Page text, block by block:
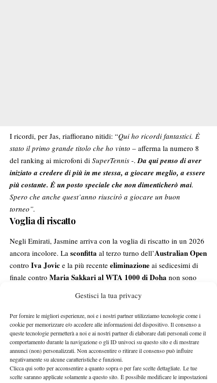
Gestisci la tua privacy
Per fornire le migliori esperienze, noi e i nostri partner utilizziamo tecnologie come i
cookie per memorizzare e/o accedere alle informazioni del dispositivo. Il consenso a
queste tecnologie permetterà a noi e ai nostri partner di elaborare dati personali come il
comportamento durante la navigazione o gli ID univoci su questo sito e di mostrare
annunci (non) personalizzati. Non acconsentire o ritirare il consenso può influire
negativamente su alcune caratteristiche e funzioni.
Clicca qui sotto per acconsentire a quanto sopra o per fare scelte dettagliate. Le tue
scelte saranno applicate solamente a questo sito. È possibile modificare le impostazioni
I ricordi, per Jas, riaffiorano nitidi: “Qui ho ricordi fantastici. È
stato il primo grande titolo che ho vinto – afferma la numero 8
del ranking ai microfoni di SuperTennis -. Da qui penso di aver
iniziato a credere di più in me stessa, a giocare meglio, a essere
più costante. È un posto speciale che non dimenticherò mai.
Spero che anche quest’anno riuscirò a giocare un buon
torneo”.
Voglia di riscatto
Negli Emirati, Jasmine arriva con la voglia di riscatto in un 2026
ancora incolore. La sconfitta al terzo turno dell’Australian Open
contro Iva Jovic e la più recente eliminazione ai sedicesimi di
finale contro Maria Sakkarial WTA 1000 di Doha non sono
riscattarsi e ripartire come solo lei sa fare: “
arrivata ieri e ho sentito che le condizioni sono piuttosto diverse
rispetto a Doha, quindi sto cercando di adattarmi un po’ e
vedremo come andrà la partita.Spero di poter trarre da questi
due giorni di allenamento le migliori sensazioni per poi
scendere in campo nel mio primo turno
L’esordio della numero 1 d’Italia, previsto per martedì 17